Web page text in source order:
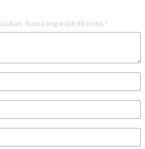
Ruas yang wajib ditandai *